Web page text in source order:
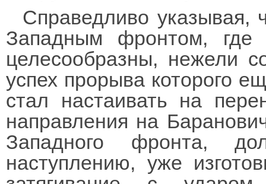
Справедливо указывая,
Западным фронтом,
целесообразны, нежели
успех прорыва которого
стал настаивать на
направления на
Западного фронта,
наступлению, уже